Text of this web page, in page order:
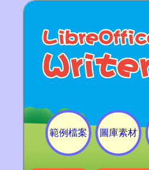
範例檔案 圖庫素材